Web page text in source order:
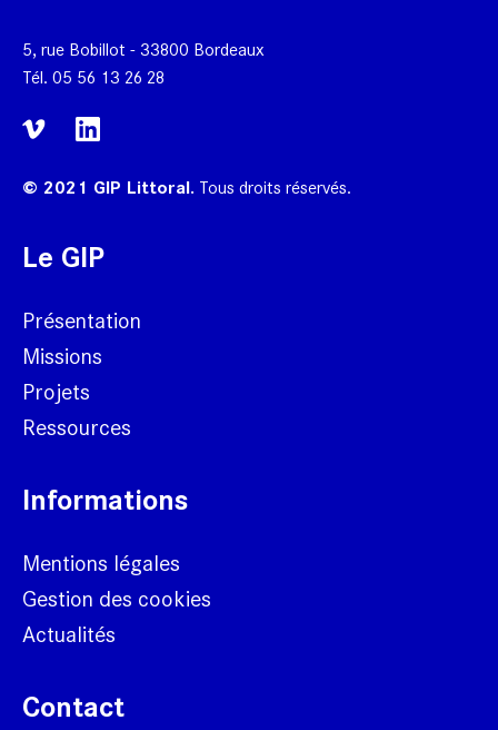
5, rue Bobillot - 33800 Bordeaux
Tél. 05 56 13 26 28
© 2021 GIP Littoral. Tous droits réservés.
Le GIP
Présentation
Missions
Projets
Ressources
Informations
Mentions légales
Gestion des cookies
Actualités
Contact